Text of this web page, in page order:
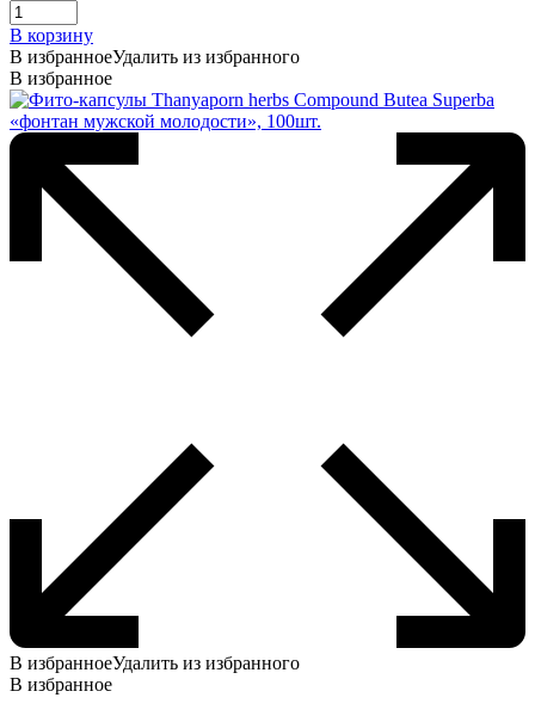
В корзину
В избранноеУдалить из избранного
В избранное
В избранноеУдалить из избранного
В избранное